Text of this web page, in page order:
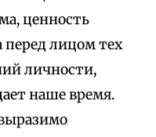
ценность
перед лицом тех
личности,
наше время.